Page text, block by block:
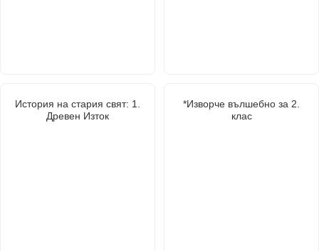
История на стария свят: 1.
Древен Изток
*Изворче вълшебно за 2.
клас